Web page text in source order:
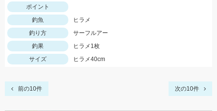
ポイント
釣魚
ヒラメ
釣り方
サーフルアー
釣果
ヒラメ1枚
サイズ
ヒラメ40cm
前の10件 次の10件